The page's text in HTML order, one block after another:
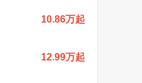
10.86万起
12.99万起